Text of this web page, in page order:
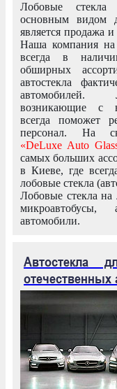
Лобовые
основным видом
является продажа и
Наша компания на
всегда в
обширных
автостекла
возникающие с
всегда поможет
персонал. На
«DeLuxe Auto
самых больших
в Киеве, где
лобовые стекла
Лобовые стекла на
микроавтобусы,
автомобили.
Автостекла
отечественных